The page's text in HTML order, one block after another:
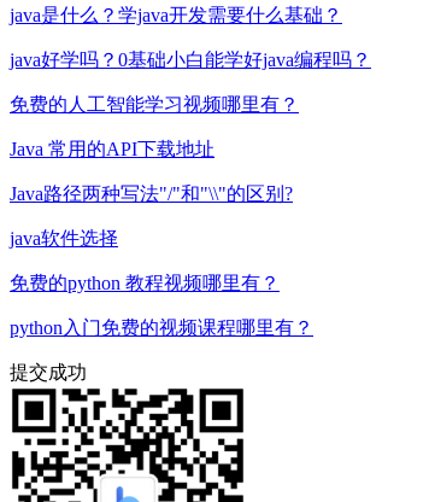
java是什么？学java开发需要什么基础？
java好学吗？0基础小白能学好java编程吗？
免费的人工智能学习视频哪里有？
Java 常用的API下载地址
Java路径两种写法"/"和"\\"的区别?
java软件选择
免费的python 教程视频哪里有？
python入门免费的视频课程哪里有？
提交成功